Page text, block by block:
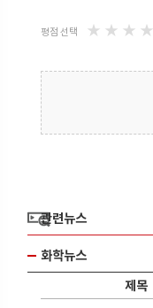
평점 선택 ★ ★ ★ ★
관련뉴스
화학뉴스
제목